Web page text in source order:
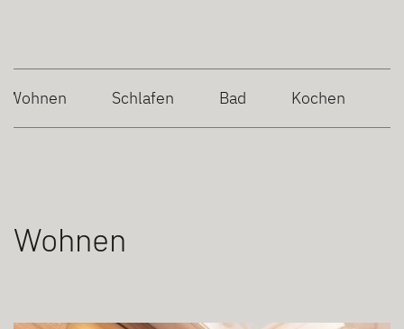
Wohnen Schlafen Bad Kochen
Wohnen